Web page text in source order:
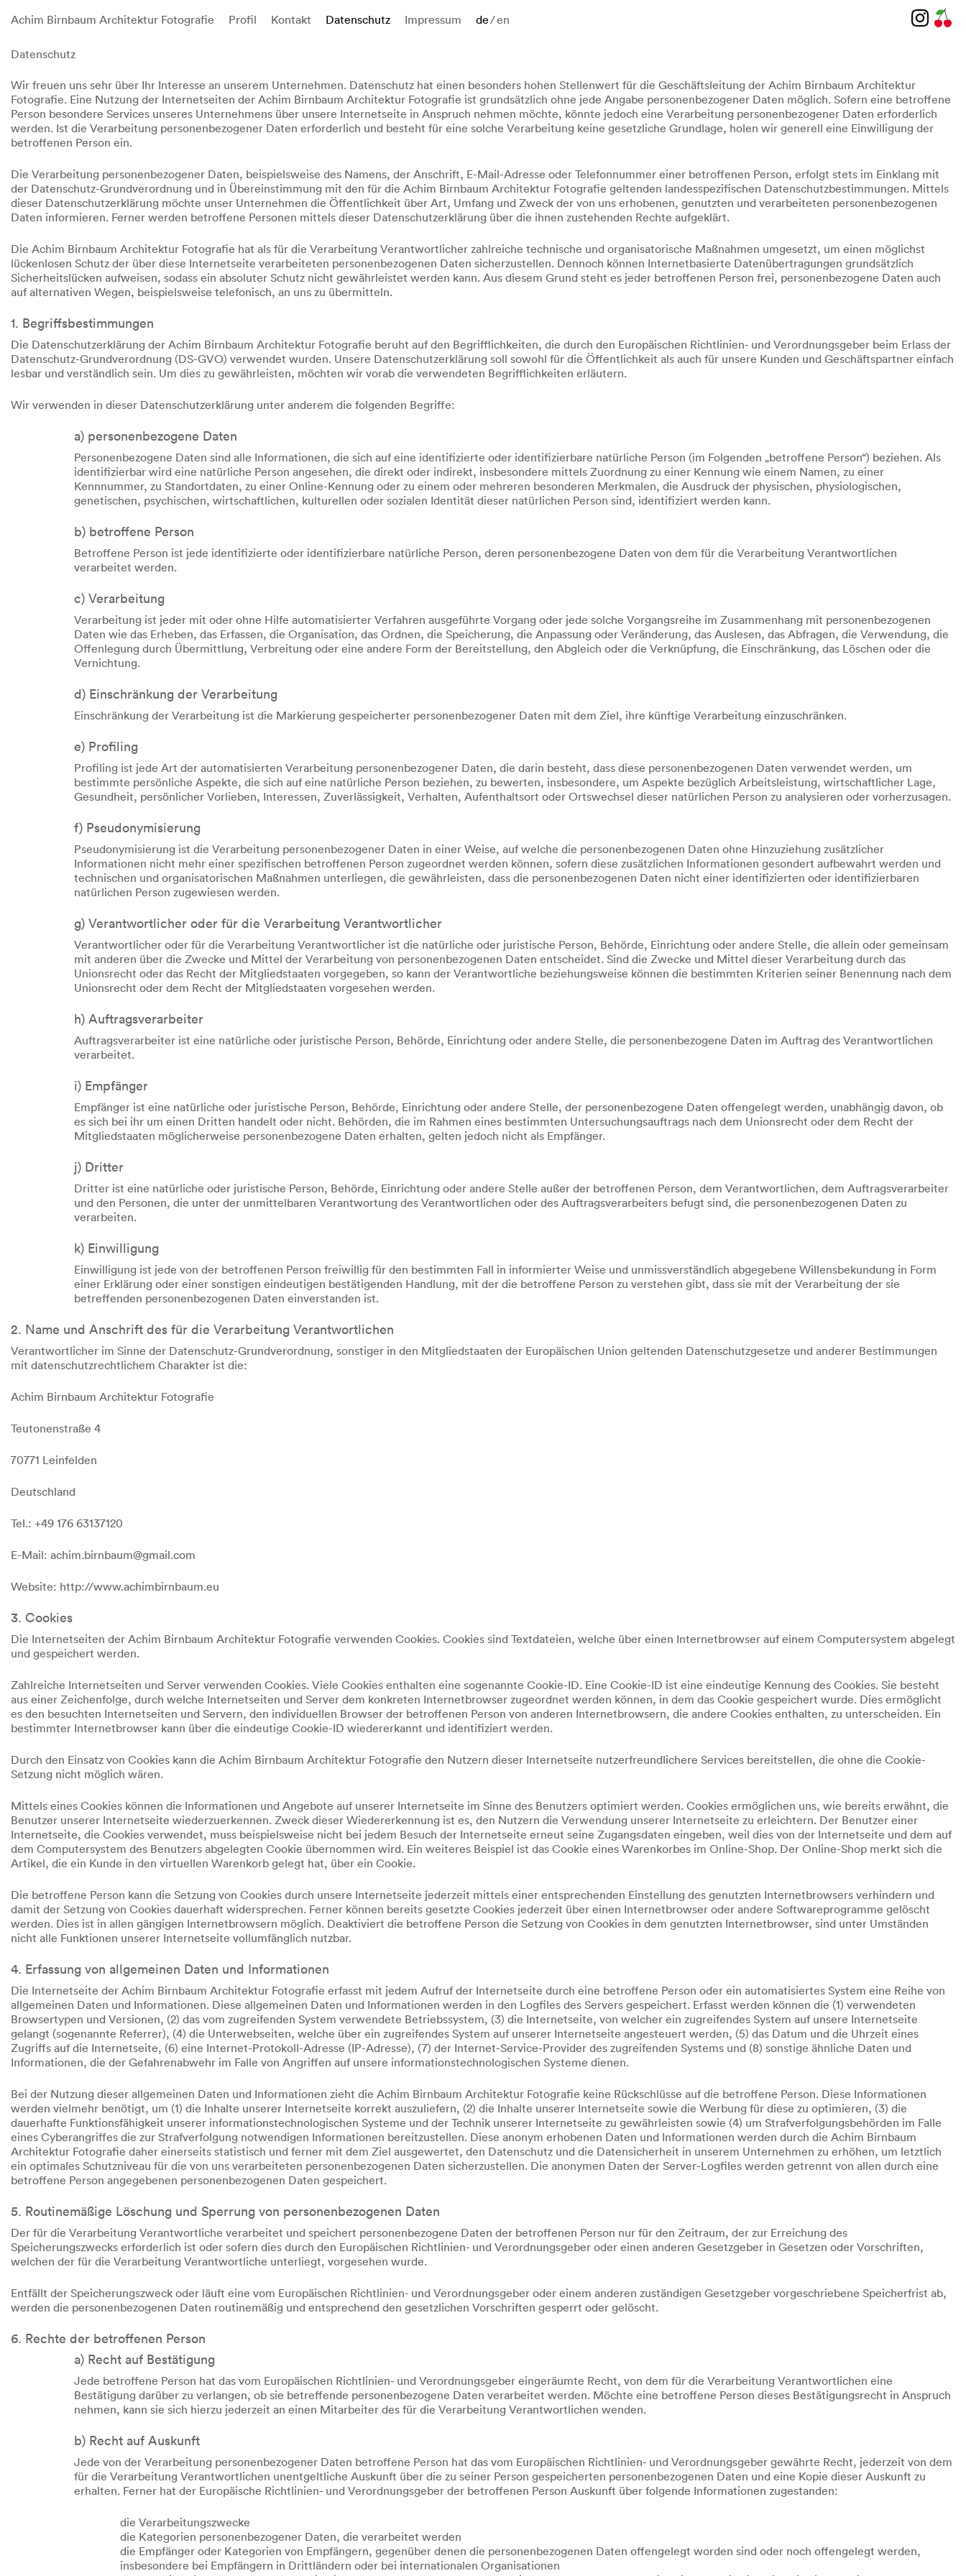
Achim Birnbaum Architektur Fotografie Profil Kontakt Datenschutz Impressum de/en
SkipDatenschutz
Wir freuen uns sehr über Ihr Interesse an unserem Unternehmen. Datenschutz hat einen besonders hohen Stellenwert für die Geschäftsleitung der Achim Birnbaum Architektur
Fotografie. Eine Nutzung der Internetseiten der Achim Birnbaum Architektur Fotografie ist grundsätzlich ohne jede Angabe personenbezogener Daten möglich. Sofern eine betroffene
Person besondere Services unseres Unternehmens über unsere Internetseite in Anspruch nehmen möchte, könnte jedoch eine Verarbeitung personenbezogener Daten erforderlich
werden. Ist die Verarbeitung personenbezogener Daten erforderlich und besteht für eine solche Verarbeitung keine gesetzliche Grundlage, holen wir generell eine Einwilligung der
betroffenen Person ein.
Die Verarbeitung personenbezogener Daten, beispielsweise des Namens, der Anschrift, E-Mail-Adresse oder Telefonnummer einer betroffenen Person, erfolgt stets im Einklang mit
der Datenschutz-Grundverordnung und in Übereinstimmung mit den für die Achim Birnbaum Architektur Fotografie geltenden landesspezifischen Datenschutzbestimmungen. Mittels
dieser Datenschutzerklärung möchte unser Unternehmen die Öffentlichkeit über Art, Umfang und Zweck der von uns erhobenen, genutzten und verarbeiteten personenbezogenen
Daten informieren. Ferner werden betroffene Personen mittels dieser Datenschutzerklärung über die ihnen zustehenden Rechte aufgeklärt.
Die Achim Birnbaum Architektur Fotografie hat als für die Verarbeitung Verantwortlicher zahlreiche technische und organisatorische Maßnahmen umgesetzt, um einen möglichst
lückenlosen Schutz der über diese Internetseite verarbeiteten personenbezogenen Daten sicherzustellen. Dennoch können Internetbasierte Datenübertragungen grundsätzlich
Sicherheitslücken aufweisen, sodass ein absoluter Schutz nicht gewährleistet werden kann. Aus diesem Grund steht es jeder betroffenen Person frei, personenbezogene Daten auch
auf alternativen Wegen, beispielsweise telefonisch, an uns zu übermitteln.
1. Begriffsbestimmungen
Die Datenschutzerklärung der Achim Birnbaum Architektur Fotografie beruht auf den Begrifflichkeiten, die durch den Europäischen Richtlinien- und Verordnungsgeber beim Erlass der
Datenschutz-Grundverordnung (DS-GVO) verwendet wurden. Unsere Datenschutzerklärung soll sowohl für die Öffentlichkeit als auch für unsere Kunden und Geschäftspartner einfach
lesbar und verständlich sein. Um dies zu gewährleisten, möchten wir vorab die verwendeten Begrifflichkeiten erläutern.
Wir verwenden in dieser Datenschutzerklärung unter anderem die folgenden Begriffe:
a) personenbezogene Daten
Personenbezogene Daten sind alle Informationen, die sich auf eine identifizierte oder identifizierbare natürliche Person (im Folgenden „betroffene Person“) beziehen. Als
identifizierbar wird eine natürliche Person angesehen, die direkt oder indirekt, insbesondere mittels Zuordnung zu einer Kennung wie einem Namen, zu einer
Kennnummer, zu Standortdaten, zu einer Online-Kennung oder zu einem oder mehreren besonderen Merkmalen, die Ausdruck der physischen, physiologischen,
genetischen, psychischen, wirtschaftlichen, kulturellen oder sozialen Identität dieser natürlichen Person sind, identifiziert werden kann.
b) betroffene Person
Betroffene Person ist jede identifizierte oder identifizierbare natürliche Person, deren personenbezogene Daten von dem für die Verarbeitung Verantwortlichen
verarbeitet werden.
c) Verarbeitung
Verarbeitung ist jeder mit oder ohne Hilfe automatisierter Verfahren ausgeführte Vorgang oder jede solche Vorgangsreihe im Zusammenhang mit personenbezogenen
Daten wie das Erheben, das Erfassen, die Organisation, das Ordnen, die Speicherung, die Anpassung oder Veränderung, das Auslesen, das Abfragen, die Verwendung, die
Offenlegung durch Übermittlung, Verbreitung oder eine andere Form der Bereitstellung, den Abgleich oder die Verknüpfung, die Einschränkung, das Löschen oder die
Vernichtung.
d) Einschränkung der Verarbeitung
Einschränkung der Verarbeitung ist die Markierung gespeicherter personenbezogener Daten mit dem Ziel, ihre künftige Verarbeitung einzuschränken.
e) Profiling
Profiling ist jede Art der automatisierten Verarbeitung personenbezogener Daten, die darin besteht, dass diese personenbezogenen Daten verwendet werden, um
bestimmte persönliche Aspekte, die sich auf eine natürliche Person beziehen, zu bewerten, insbesondere, um Aspekte bezüglich Arbeitsleistung, wirtschaftlicher Lage,
Gesundheit, persönlicher Vorlieben, Interessen, Zuverlässigkeit, Verhalten, Aufenthaltsort oder Ortswechsel dieser natürlichen Person zu analysieren oder vorherzusagen.
f) Pseudonymisierung
Pseudonymisierung ist die Verarbeitung personenbezogener Daten in einer Weise, auf welche die personenbezogenen Daten ohne Hinzuziehung zusätzlicher
Informationen nicht mehr einer spezifischen betroffenen Person zugeordnet werden können, sofern diese zusätzlichen Informationen gesondert aufbewahrt werden und
technischen und organisatorischen Maßnahmen unterliegen, die gewährleisten, dass die personenbezogenen Daten nicht einer identifizierten oder identifizierbaren
natürlichen Person zugewiesen werden.
g) Verantwortlicher oder für die Verarbeitung Verantwortlicher
Verantwortlicher oder für die Verarbeitung Verantwortlicher ist die natürliche oder juristische Person, Behörde, Einrichtung oder andere Stelle, die allein oder gemeinsam
mit anderen über die Zwecke und Mittel der Verarbeitung von personenbezogenen Daten entscheidet. Sind die Zwecke und Mittel dieser Verarbeitung durch das
Unionsrecht oder das Recht der Mitgliedstaaten vorgegeben, so kann der Verantwortliche beziehungsweise können die bestimmten Kriterien seiner Benennung nach dem
Unionsrecht oder dem Recht der Mitgliedstaaten vorgesehen werden.
h) Auftragsverarbeiter
Auftragsverarbeiter ist eine natürliche oder juristische Person, Behörde, Einrichtung oder andere Stelle, die personenbezogene Daten im Auftrag des Verantwortlichen
verarbeitet.
i) Empfänger
Empfänger ist eine natürliche oder juristische Person, Behörde, Einrichtung oder andere Stelle, der personenbezogene Daten offengelegt werden, unabhängig davon, ob
es sich bei ihr um einen Dritten handelt oder nicht. Behörden, die im Rahmen eines bestimmten Untersuchungsauftrags nach dem Unionsrecht oder dem Recht der
Mitgliedstaaten möglicherweise personenbezogene Daten erhalten, gelten jedoch nicht als Empfänger.
j) Dritter
Dritter ist eine natürliche oder juristische Person, Behörde, Einrichtung oder andere Stelle außer der betroffenen Person, dem Verantwortlichen, dem Auftragsverarbeiter
und den Personen, die unter der unmittelbaren Verantwortung des Verantwortlichen oder des Auftragsverarbeiters befugt sind, die personenbezogenen Daten zu
verarbeiten.
k) Einwilligung
Einwilligung ist jede von der betroffenen Person freiwillig für den bestimmten Fall in informierter Weise und unmissverständlich abgegebene Willensbekundung in Form
einer Erklärung oder einer sonstigen eindeutigen bestätigenden Handlung, mit der die betroffene Person zu verstehen gibt, dass sie mit der Verarbeitung der sie
betreffenden personenbezogenen Daten einverstanden ist.
2. Name und Anschrift des für die Verarbeitung Verantwortlichen
Verantwortlicher im Sinne der Datenschutz-Grundverordnung, sonstiger in den Mitgliedstaaten der Europäischen Union geltenden Datenschutzgesetze und anderer Bestimmungen
mit datenschutzrechtlichem Charakter ist die:
Achim Birnbaum Architektur Fotografie
Teutonenstraße 4
70771 Leinfelden
Deutschland
Tel.: +49 176 63137120
E-Mail: achim.birnbaum@gmail.com
Website: http://www.achimbirnbaum.eu
3. Cookies
Die Internetseiten der Achim Birnbaum Architektur Fotografie verwenden Cookies. Cookies sind Textdateien, welche über einen Internetbrowser auf einem Computersystem abgelegt
und gespeichert werden.
Zahlreiche Internetseiten und Server verwenden Cookies. Viele Cookies enthalten eine sogenannte Cookie-ID. Eine Cookie-ID ist eine eindeutige Kennung des Cookies. Sie besteht
aus einer Zeichenfolge, durch welche Internetseiten und Server dem konkreten Internetbrowser zugeordnet werden können, in dem das Cookie gespeichert wurde. Dies ermöglicht
es den besuchten Internetseiten und Servern, den individuellen Browser der betroffenen Person von anderen Internetbrowsern, die andere Cookies enthalten, zu unterscheiden. Ein
bestimmter Internetbrowser kann über die eindeutige Cookie-ID wiedererkannt und identifiziert werden.
Durch den Einsatz von Cookies kann die Achim Birnbaum Architektur Fotografie den Nutzern dieser Internetseite nutzerfreundlichere Services bereitstellen, die ohne die Cookie-
Setzung nicht möglich wären.
Mittels eines Cookies können die Informationen und Angebote auf unserer Internetseite im Sinne des Benutzers optimiert werden. Cookies ermöglichen uns, wie bereits erwähnt, die
Benutzer unserer Internetseite wiederzuerkennen. Zweck dieser Wiedererkennung ist es, den Nutzern die Verwendung unserer Internetseite zu erleichtern. Der Benutzer einer
Internetseite, die Cookies verwendet, muss beispielsweise nicht bei jedem Besuch der Internetseite erneut seine Zugangsdaten eingeben, weil dies von der Internetseite und dem auf
dem Computersystem des Benutzers abgelegten Cookie übernommen wird. Ein weiteres Beispiel ist das Cookie eines Warenkorbes im Online-Shop. Der Online-Shop merkt sich die
Artikel, die ein Kunde in den virtuellen Warenkorb gelegt hat, über ein Cookie.
Die betroffene Person kann die Setzung von Cookies durch unsere Internetseite jederzeit mittels einer entsprechenden Einstellung des genutzten Internetbrowsers verhindern und
damit der Setzung von Cookies dauerhaft widersprechen. Ferner können bereits gesetzte Cookies jederzeit über einen Internetbrowser oder andere Softwareprogramme gelöscht
werden. Dies ist in allen gängigen Internetbrowsern möglich. Deaktiviert die betroffene Person die Setzung von Cookies in dem genutzten Internetbrowser, sind unter Umständen
nicht alle Funktionen unserer Internetseite vollumfänglich nutzbar.
4. Erfassung von allgemeinen Daten und Informationen
Die Internetseite der Achim Birnbaum Architektur Fotografie erfasst mit jedem Aufruf der Internetseite durch eine betroffene Person oder ein automatisiertes System eine Reihe von
allgemeinen Daten und Informationen. Diese allgemeinen Daten und Informationen werden in den Logfiles des Servers gespeichert. Erfasst werden können die (1) verwendeten
Browsertypen und Versionen, (2) das vom zugreifenden System verwendete Betriebssystem, (3) die Internetseite, von welcher ein zugreifendes System auf unsere Internetseite
gelangt (sogenannte Referrer), (4) die Unterwebseiten, welche über ein zugreifendes System auf unserer Internetseite angesteuert werden, (5) das Datum und die Uhrzeit eines
Zugriffs auf die Internetseite, (6) eine Internet-Protokoll-Adresse (IP-Adresse), (7) der Internet-Service-Provider des zugreifenden Systems und (8) sonstige ähnliche Daten und
Informationen, die der Gefahrenabwehr im Falle von Angriffen auf unsere informationstechnologischen Systeme dienen.
Bei der Nutzung dieser allgemeinen Daten und Informationen zieht die Achim Birnbaum Architektur Fotografie keine Rückschlüsse auf die betroffene Person. Diese Informationen
werden vielmehr benötigt, um (1) die Inhalte unserer Internetseite korrekt auszuliefern, (2) die Inhalte unserer Internetseite sowie die Werbung für diese zu optimieren, (3) die
dauerhafte Funktionsfähigkeit unserer informationstechnologischen Systeme und der Technik unserer Internetseite zu gewährleisten sowie (4) um Strafverfolgungsbehörden im Falle
eines Cyberangriffes die zur Strafverfolgung notwendigen Informationen bereitzustellen. Diese anonym erhobenen Daten und Informationen werden durch die Achim Birnbaum
Architektur Fotografie daher einerseits statistisch und ferner mit dem Ziel ausgewertet, den Datenschutz und die Datensicherheit in unserem Unternehmen zu erhöhen, um letztlich
ein optimales Schutzniveau für die von uns verarbeiteten personenbezogenen Daten sicherzustellen. Die anonymen Daten der Server-Logfiles werden getrennt von allen durch eine
betroffene Person angegebenen personenbezogenen Daten gespeichert.
5. Routinemäßige Löschung und Sperrung von personenbezogenen Daten
Der für die Verarbeitung Verantwortliche verarbeitet und speichert personenbezogene Daten der betroffenen Person nur für den Zeitraum, der zur Erreichung des
Speicherungszwecks erforderlich ist oder sofern dies durch den Europäischen Richtlinien- und Verordnungsgeber oder einen anderen Gesetzgeber in Gesetzen oder Vorschriften,
welchen der für die Verarbeitung Verantwortliche unterliegt, vorgesehen wurde.
Entfällt der Speicherungszweck oder läuft eine vom Europäischen Richtlinien- und Verordnungsgeber oder einem anderen zuständigen Gesetzgeber vorgeschriebene Speicherfrist ab,
werden die personenbezogenen Daten routinemäßig und entsprechend den gesetzlichen Vorschriften gesperrt oder gelöscht.
6. Rechte der betroffenen Person
a) Recht auf Bestätigung
Jede betroffene Person hat das vom Europäischen Richtlinien- und Verordnungsgeber eingeräumte Recht, von dem für die Verarbeitung Verantwortlichen eine
Bestätigung darüber zu verlangen, ob sie betreffende personenbezogene Daten verarbeitet werden. Möchte eine betroffene Person dieses Bestätigungsrecht in Anspruch
nehmen, kann sie sich hierzu jederzeit an einen Mitarbeiter des für die Verarbeitung Verantwortlichen wenden.
b) Recht auf Auskunft
Jede von der Verarbeitung personenbezogener Daten betroffene Person hat das vom Europäischen Richtlinien- und Verordnungsgeber gewährte Recht, jederzeit von dem
für die Verarbeitung Verantwortlichen unentgeltliche Auskunft über die zu seiner Person gespeicherten personenbezogenen Daten und eine Kopie dieser Auskunft zu
erhalten. Ferner hat der Europäische Richtlinien- und Verordnungsgeber der betroffenen Person Auskunft über folgende Informationen zugestanden:
die Verarbeitungszwecke
die Kategorien personenbezogener Daten, die verarbeitet werden
die Empfänger oder Kategorien von Empfängern, gegenüber denen die personenbezogenen Daten offengelegt worden sind oder noch offengelegt werden,
insbesondere bei Empfängern in Drittländern oder bei internationalen Organisationen